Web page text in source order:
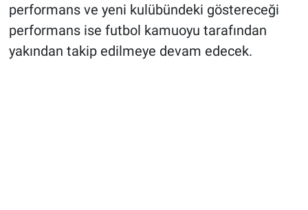
performans ve yeni kulübündeki göstereceği
performans ise futbol kamuoyu tarafından
yakından takip edilmeye devam edecek.